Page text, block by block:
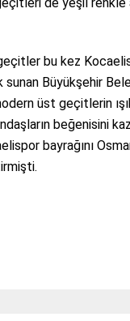
bu kez
sunan Büyükşehir
üst geçitlerin
beğenisini
bayrağını